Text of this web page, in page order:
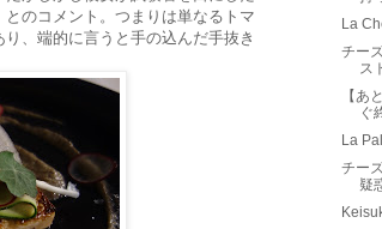
のコメント。つまりは単なるトマ
、端的に言うと手の込んだ手抜き
La
チー
ス
【あ
ぐ
La
チー
疑